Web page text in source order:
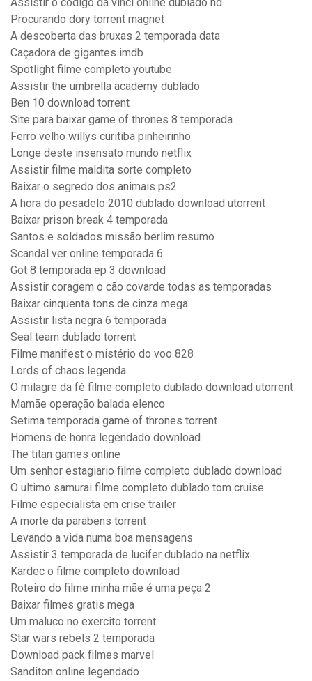
Assistir o código da vinci online dublado hd
Procurando dory torrent magnet
A descoberta das bruxas 2 temporada data
Caçadora de gigantes imdb
Spotlight filme completo youtube
Assistir the umbrella academy dublado
Ben 10 download torrent
Site para baixar game of thrones 8 temporada
Ferro velho willys curitiba pinheirinho
Longe deste insensato mundo netflix
Assistir filme maldita sorte completo
Baixar o segredo dos animais ps2
A hora do pesadelo 2010 dublado download utorrent
Baixar prison break 4 temporada
Santos e soldados missão berlim resumo
Scandal ver online temporada 6
Got 8 temporada ep 3 download
Assistir coragem o cão covarde todas as temporadas
Baixar cinquenta tons de cinza mega
Assistir lista negra 6 temporada
Seal team dublado torrent
Filme manifest o mistério do voo 828
Lords of chaos legenda
O milagre da fé filme completo dublado download utorrent
Mamãe operação balada elenco
Setima temporada game of thrones torrent
Homens de honra legendado download
The titan games online
Um senhor estagiario filme completo dublado download
O ultimo samurai filme completo dublado tom cruise
Filme especialista em crise trailer
A morte da parabens torrent
Levando a vida numa boa mensagens
Assistir 3 temporada de lucifer dublado na netflix
Kardec o filme completo download
Roteiro do filme minha mãe é uma peça 2
Baixar filmes gratis mega
Um maluco no exercito torrent
Star wars rebels 2 temporada
Download pack filmes marvel
Sanditon online legendado